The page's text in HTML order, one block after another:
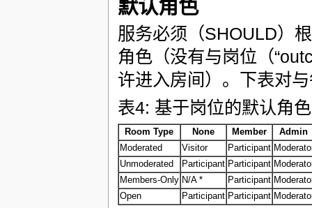
默认角色
服务必须（SHOULD）
角色（没有与岗位（
许进入房间）。下表对
表4: 基于岗位的默认角色
Room Type None Member
Admin
Moderated
Visitor Participant
Unmoderated
Participant Participant
Members-Only N/A * Participant
Open
Participant Participant